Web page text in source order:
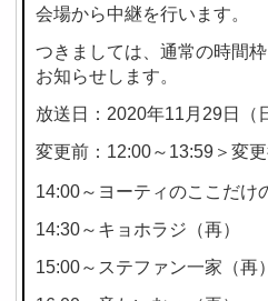
会場から中継を行います。
つきましては、通常の時間
お知らせします。
放送日：2020年11月29日（
変更前：12:00～13:59＞変
14:00～ヨーティのここだけ
14:30～キョホラジ（再）
15:00～ステファン一家（再